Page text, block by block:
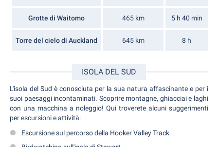
Grotte di Waitomo 465 km 5 h 40 min
Torre del cielo di Auckland 645 km 8 h
ISOLA DEL SUD
L'isola del Sud è conosciuta per la sua natura affascinante e per i
suoi paesaggi incontaminati. Scoprire montagne, ghiacciai e laghi
con una macchina a noleggio! Qui troverete alcuni suggerimenti
per escursioni e attività:
Escursione sul percorso della Hooker Valley Track